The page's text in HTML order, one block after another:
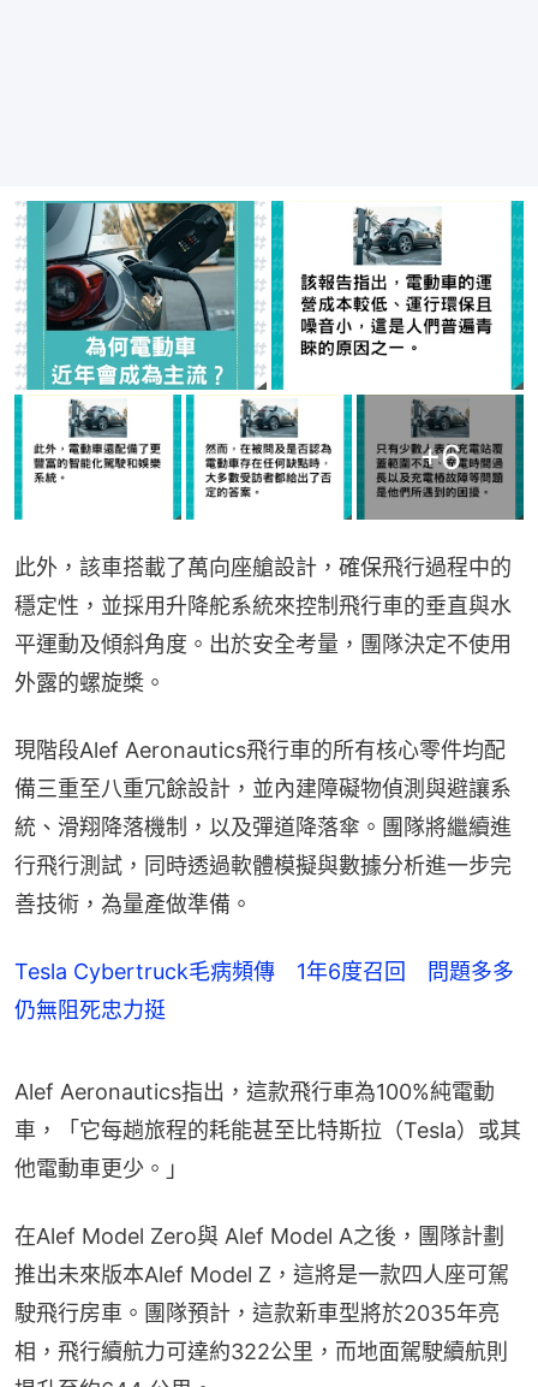
+6
此外，該車搭載了萬向座艙設計，確保飛行過程中的
穩定性，並採用升降舵系統來控制飛行車的垂直與水
平運動及傾斜角度。出於安全考量，團隊決定不使用
外露的螺旋槳。
現階段Alef Aeronautics飛行車的所有核心零件均配
備三重至八重冗餘設計，並內建障礙物偵測與避讓系
統、滑翔降落機制，以及彈道降落傘。團隊將繼續進
行飛行測試，同時透過軟體模擬與數據分析進一步完
善技術，為量產做準備。
Tesla Cybertruck毛病頻傳 1年6度召回 問題多多
仍無阻死忠力挺
Alef Aeronautics指出，這款飛行車為100%純電動
車，「它每趟旅程的耗能甚至比特斯拉（Tesla）或其
他電動車更少。」
在Alef Model Zero與 Alef Model A之後，團隊計劃
推出未來版本Alef Model Z，這將是一款四人座可駕
駛飛行房車。團隊預計，這款新車型將於2035年亮
相，飛行續航力可達約322公里，而地面駕駛續航則